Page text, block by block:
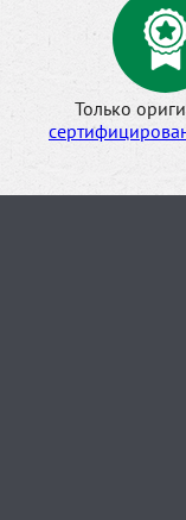
Только